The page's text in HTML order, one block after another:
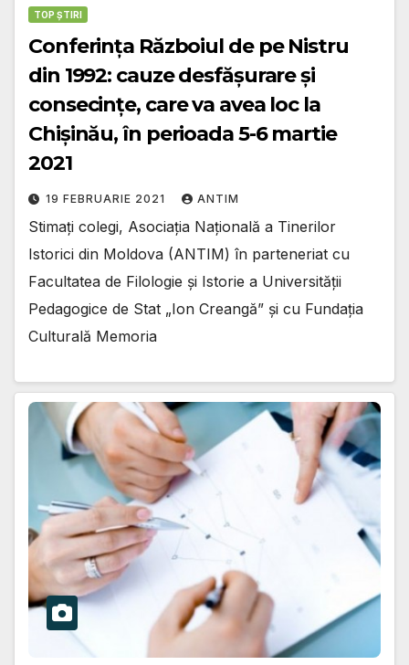
TOP ȘTIRI
Conferința Războiul de pe Nistru
din 1992: cauze desfășurare și
consecințe, care va avea loc la
Chişinău, în perioada 5-6 martie
2021
19 FEBRUARIE 2021 ANTIM
Stimați colegi, Asociația Națională a Tinerilor
Istorici din Moldova (ANTIM) în parteneriat cu
Facultatea de Filologie și Istorie a Universității
Pedagogice de Stat „Ion Creangă” și cu Fundația
Culturală Memoria